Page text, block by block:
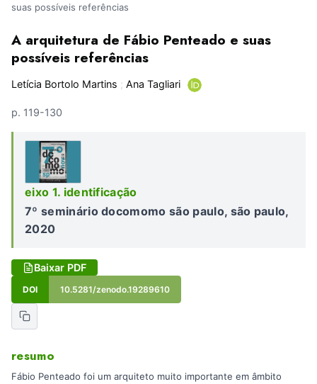
suas possíveis referências
A arquitetura de Fábio Penteado e suas
possíveis referências
Letícia Bortolo Martins ; Ana Tagliari
p. 119-130
eixo 1. identificação
7º seminário docomomo são paulo, são paulo,
2020
Baixar PDF
DOI 10.5281/zenodo.19289610
resumo
Fábio Penteado foi um arquiteto muito importante em âmbito